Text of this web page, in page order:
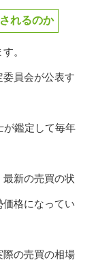
れるのか
。
員会が公表す
が鑑定して毎年
新の売買の状
格になってい
際の売買の相場